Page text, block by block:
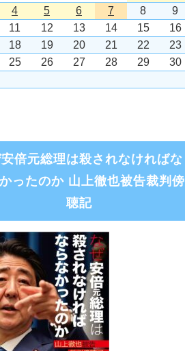
4
5 6 7 8
9
11
12 13 14 15
16
18
19 20 21 22
23
25
26 27 28 29 30
倍元総理は殺されなければな
ったのか 山上徹也被告裁判傍
聴記